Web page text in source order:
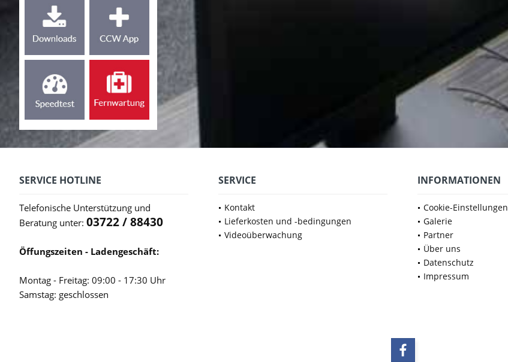
SERVICE HOTLINE
Telefonische Unterstützung und
Beratung unter: 03722 / 88430
Öffungszeiten - Ladengeschäft:
Montag - Freitag: 09:00 - 17:30 Uhr
Samstag: geschlossen
SERVICE
Kontakt
Lieferkosten und -bedingungen
Videoüberwachung
INFORMATIONEN
Cookie-Einstellungen
Galerie
Partner
Über uns
Datenschutz
Impressum